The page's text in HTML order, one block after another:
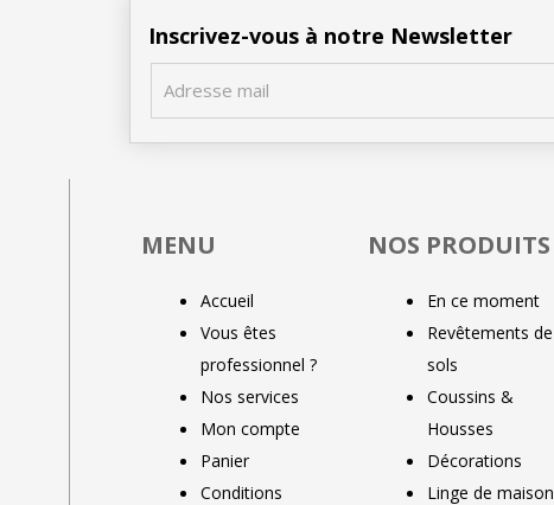
Inscrivez-vous à notre Newsletter
MENU
Accueil
Vous êtes
professionnel ?
Nos services
Mon compte
Panier
Conditions
NOS PRODUITS
En ce moment
Revêtements de
sols
Coussins &
Housses
Décorations
Linge de maison